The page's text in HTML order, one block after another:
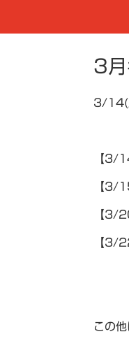
3月
3/14(
【3/
【3/
【3/
【3/
この